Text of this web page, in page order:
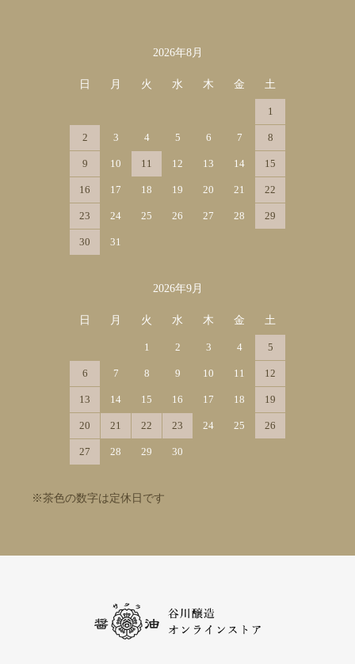
2026年8月
日 月 火 水 木 金 土
1
2 3 4 5 6 7 8
9 10 11 12 13 14 15
16 17 18 19 20 21 22
23 24 25 26 27 28 29
30 31
2026年9月
日 月 火 水 木 金 土
1 2 3 4 5
6 7 8 9 10 11 12
13 14 15 16 17 18 19
20 21 22 23 24 25 26
27 28 29 30
※茶色の数字は定休日です